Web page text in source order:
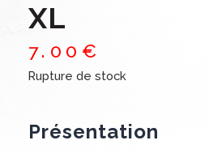
XL
7. 00 €
Rupture de stock
Présentation